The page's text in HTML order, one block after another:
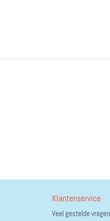
Klantenservice
Veel gestelde vragen